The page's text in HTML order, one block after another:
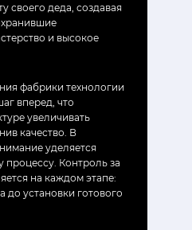
своего деда, создавая
и высокое
фабрики технологии
вперед, что
увеличивать
качество. В
уделяется
процессу. Контроль за
на каждом этапе:
до установки готового